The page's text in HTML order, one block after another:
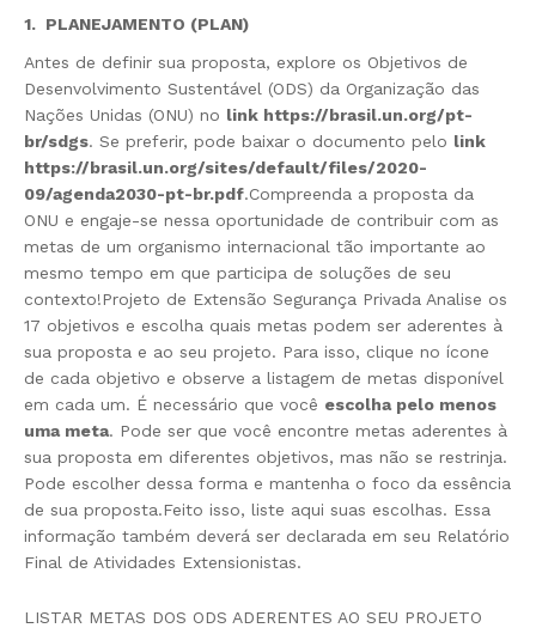
1. PLANEJAMENTO (PLAN)
Antes de definir sua proposta, explore os Objetivos de
Desenvolvimento Sustentável (ODS) da Organização das
Nações Unidas (ONU) no link https://brasil.un.org/pt-
br/sdgs. Se preferir, pode baixar o documento pelo link
https://brasil.un.org/sites/default/files/2020-
09/agenda2030-pt-br.pdf.Compreenda a proposta da
ONU e engaje-se nessa oportunidade de contribuir com as
metas de um organismo internacional tão importante ao
mesmo tempo em que participa de soluções de seu
contexto!Projeto de Extensão Segurança Privada Analise os
17 objetivos e escolha quais metas podem ser aderentes à
sua proposta e ao seu projeto. Para isso, clique no ícone
de cada objetivo e observe a listagem de metas disponível
em cada um. É necessário que você escolha pelo menos
uma meta. Pode ser que você encontre metas aderentes à
sua proposta em diferentes objetivos, mas não se restrinja.
Pode escolher dessa forma e mantenha o foco da essência
de sua proposta.Feito isso, liste aqui suas escolhas. Essa
informação também deverá ser declarada em seu Relatório
Final de Atividades Extensionistas.
LISTAR METAS DOS ODS ADERENTES AO SEU PROJETO